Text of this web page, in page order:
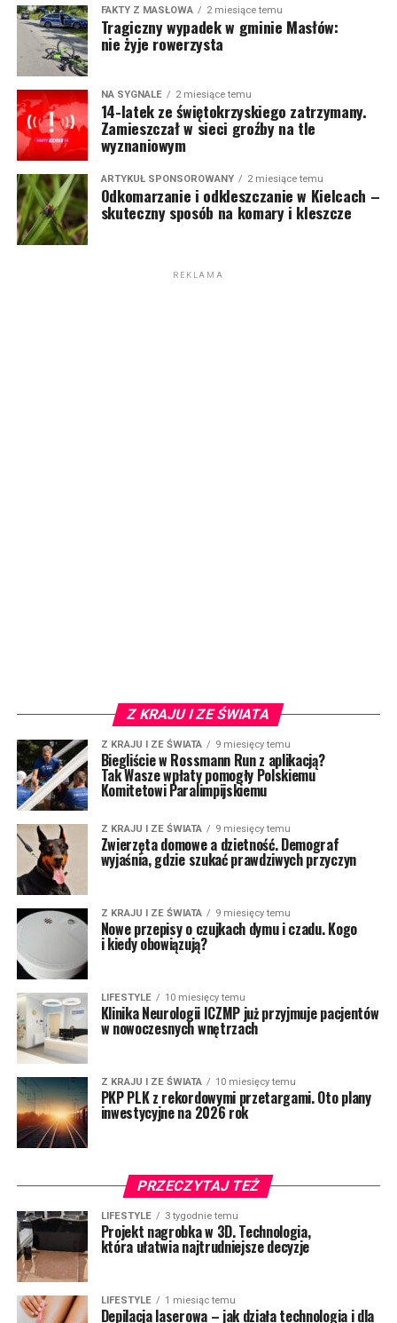
FAKTY Z MASŁOWA 2 miesiące temu
Tragiczny wypadek w gminie Masłów:
nie żyje rowerzysta
NA SYGNALE 2 miesiące temu
14-latek ze świętokrzyskiego zatrzymany.
Zamieszczał w sieci groźby na tle
wyznaniowym
ARTYKUŁ SPONSOROWANY 2 miesiące temu
Odkomarzanie i odkleszczanie w Kielcach –
skuteczny sposób na komary i kleszcze
REKLAMA
Z KRAJU I ZE ŚWIATA
Z KRAJU I ZE ŚWIATA 9 miesięcy temu
Biegliście w Rossmann Run z aplikacją?
Tak Wasze wpłaty pomogły Polskiemu
Komitetowi Paralimpijskiemu
Z KRAJU I ZE ŚWIATA 9 miesięcy temu
Zwierzęta domowe a dzietność. Demograf
wyjaśnia, gdzie szukać prawdziwych przyczyn
Z KRAJU I ZE ŚWIATA 9 miesięcy temu
Nowe przepisy o czujkach dymu i czadu. Kogo
i kiedy obowiązują?
LIFESTYLE 10 miesięcy temu
Klinika Neurologii ICZMP już przyjmuje pacjentów
w nowoczesnych wnętrzach
Z KRAJU I ZE ŚWIATA 10 miesięcy temu
PKP PLK z rekordowymi przetargami. Oto plany
inwestycyjne na 2026 rok
PRZECZYTAJ TEŻ
LIFESTYLE 3 tygodnie temu
Projekt nagrobka w 3D. Technologia,
która ułatwia najtrudniejsze decyzje
LIFESTYLE 1 miesiąc temu
Depilacja laserowa – jak działa technologia i dla